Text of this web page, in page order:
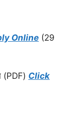
Online (29
(PDF) Click